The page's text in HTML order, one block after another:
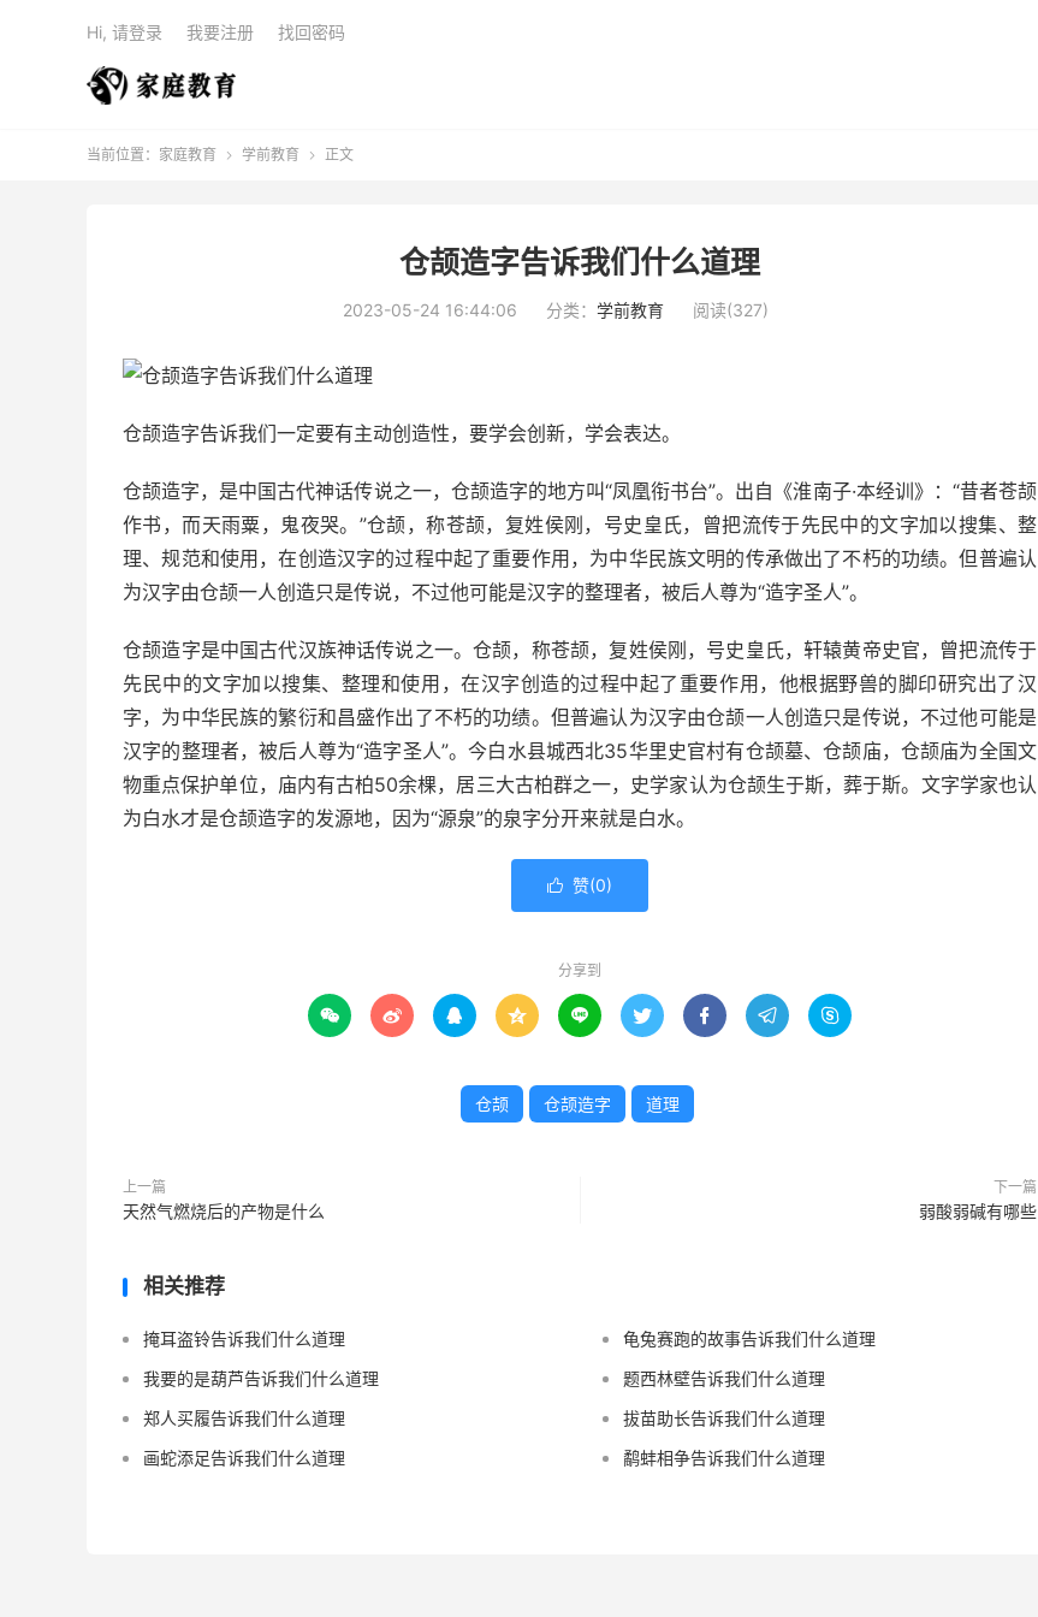
Hi, 请登录 我要注册 找回密码
当前位置： 家庭教育  学前教育  正文
仓颉造字告诉我们什么道理
2023-05-24 16:44:06 分类： 学前教育 阅读(327)
仓颉造字告诉我们一定要有主动创造性，要学会创新，学会表达。
仓颉造字，是中国古代神话传说之一，仓颉造字的地方叫“凤凰衔书台”。出自《淮南子·本经训》：“昔者苍颉
作书，而天雨粟，鬼夜哭。”仓颉，称苍颉，复姓侯刚，号史皇氏，曾把流传于先民中的文字加以搜集、整
理、规范和使用，在创造汉字的过程中起了重要作用，为中华民族文明的传承做出了不朽的功绩。但普遍认
为汉字由仓颉一人创造只是传说，不过他可能是汉字的整理者，被后人尊为“造字圣人”。
仓颉造字是中国古代汉族神话传说之一。仓颉，称苍颉，复姓侯刚，号史皇氏，轩辕黄帝史官，曾把流传于
先民中的文字加以搜集、整理和使用，在汉字创造的过程中起了重要作用，他根据野兽的脚印研究出了汉
字，为中华民族的繁衍和昌盛作出了不朽的功绩。但普遍认为汉字由仓颉一人创造只是传说，不过他可能是
汉字的整理者，被后人尊为“造字圣人”。今白水县城西北35华里史官村有仓颉墓、仓颉庙，仓颉庙为全国文
物重点保护单位，庙内有古柏50余棵，居三大古柏群之一，史学家认为仓颉生于斯，葬于斯。文字学家也认
为白水才是仓颉造字的发源地，因为“源泉”的泉字分开来就是白水。
 赞(0)
分享到
        
仓颉 仓颉造字 道理
上一篇
天然气燃烧后的产物是什么
下一篇
弱酸弱碱有哪些
相关推荐
掩耳盗铃告诉我们什么道理
龟兔赛跑的故事告诉我们什么道理
我要的是葫芦告诉我们什么道理
题西林壁告诉我们什么道理
郑人买履告诉我们什么道理
拔苗助长告诉我们什么道理
画蛇添足告诉我们什么道理
鹬蚌相争告诉我们什么道理